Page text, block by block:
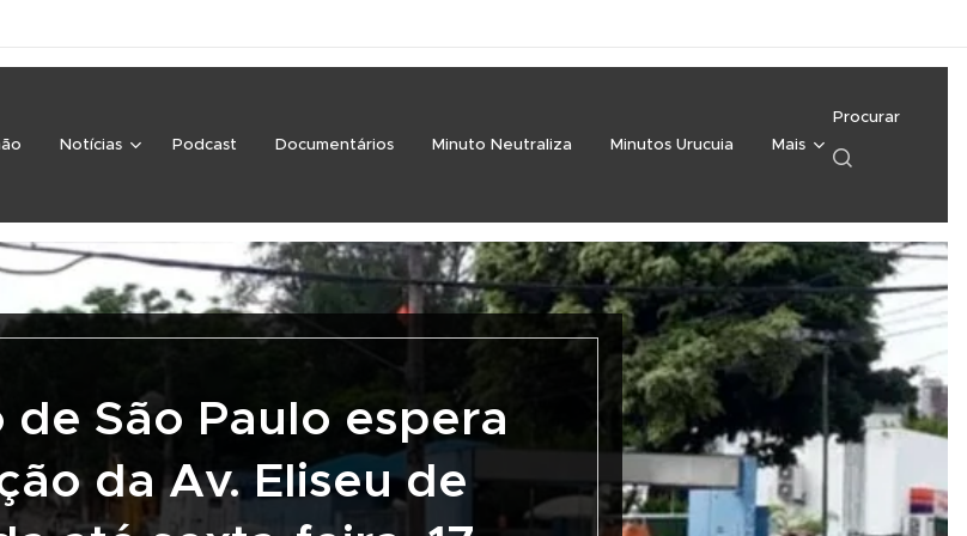
Notícias Podcast Documentários Minuto Neutraliza Minutos Urucuia Mais
Procurar
de São Paulo espera
da Av. Eliseu de